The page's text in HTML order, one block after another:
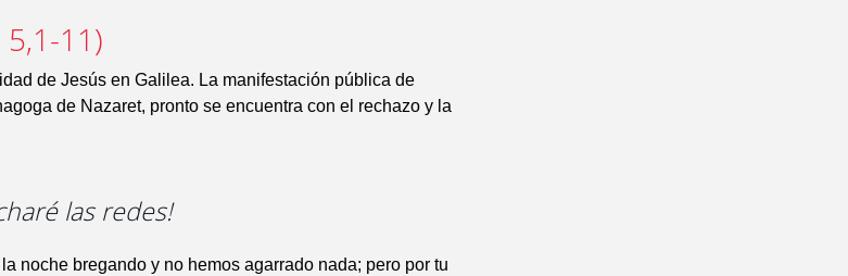
5,1-11)
de Jesús en Galilea. La manifestación pública de
de Nazaret, pronto se encuentra con el rechazo y la
las redes!
noche bregando y no hemos agarrado nada; pero por tu